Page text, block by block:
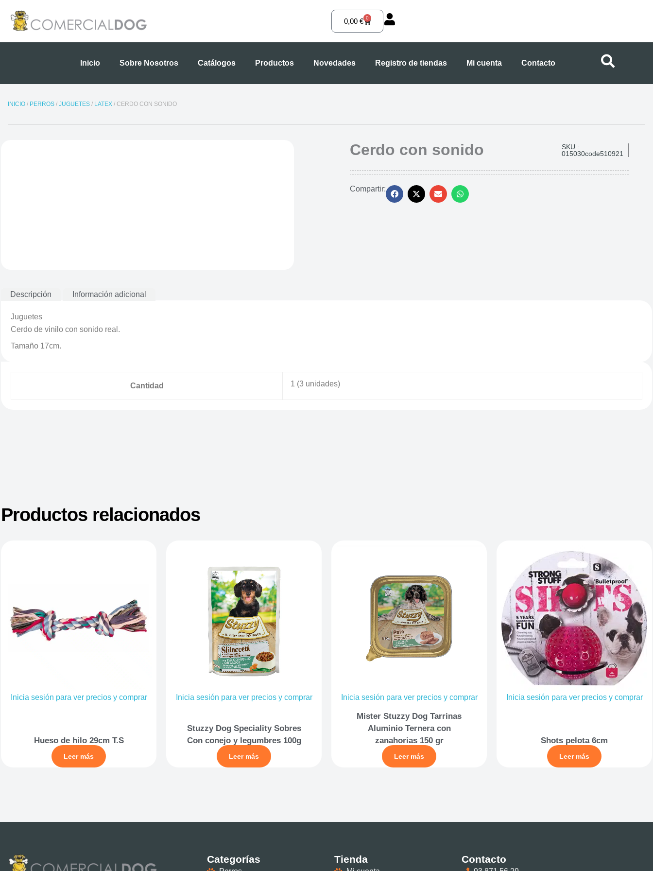
contenido
0,00 € 0
Carrito
Inicio Sobre Nosotros Catálogos Productos Novedades Registro de tiendas Mi cuenta Contacto
INICIO / PERROS / JUGUETES / LATEX / CERDO CON SONIDO
Cerdo con sonido
SKU :
015030code510921
Compartir:
Descripción Información adicional
Juguetes
Cerdo de vinilo con sonido real.
Tamaño 17cm.
Cantidad 1 (3 unidades)
Productos relacionados
Inicia sesión para ver precios y comprar
Hueso de hilo 29cm T.S
Leer más
Inicia sesión para ver precios y comprar
Stuzzy Dog Speciality Sobres
Con conejo y legumbres 100g
Leer más
Inicia sesión para ver precios y comprar
Mister Stuzzy Dog Tarrinas
Aluminio Ternera con
zanahorias 150 gr
Leer más
Inicia sesión para ver precios y comprar
Shots pelota 6cm
Leer más
Categorías Tienda Contacto